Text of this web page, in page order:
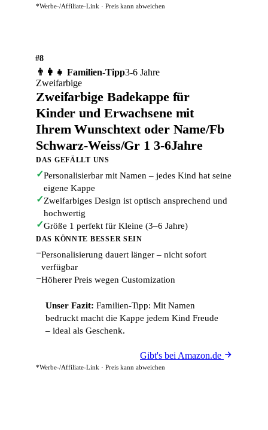
*Werbe-/Affiliate-Link · Preis kann abweichen
#8
👨‍👩‍👧 Familien-Tipp3-6 Jahre
Zweifarbige
Zweifarbige Badekappe für
Kinder und Erwachsene mit
Ihrem Wunschtext oder Name/Fb
Schwarz-Weiss/Gr 1 3-6Jahre
DAS GEFÄLLT UNS
✓Personalisierbar mit Namen – jedes Kind hat seine
eigene Kappe
✓Zweifarbiges Design ist optisch ansprechend und
hochwertig
✓Größe 1 perfekt für Kleine (3–6 Jahre)
DAS KÖNNTE BESSER SEIN
−Personalisierung dauert länger – nicht sofort
verfügbar
−Höherer Preis wegen Customization
Unser Fazit: Familien-Tipp: Mit Namen
bedruckt macht die Kappe jedem Kind Freude
– ideal als Geschenk.
Gibt's bei Amazon.de
*Werbe-/Affiliate-Link · Preis kann abweichen